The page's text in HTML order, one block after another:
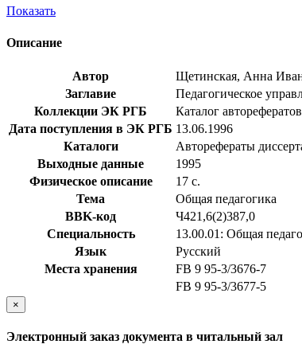
Показать
Описание
Автор
Щетинская, Анна
Заглавие
Педагогическое
Коллекции ЭК РГБ
Каталог
Дата поступления в ЭК РГБ 13.06.1996
Каталоги
Авторефераты
Выходные данные
1995
Физическое описание
17 с.
Тема
Общая педагогика
BBK-код
Ч421,6(2)387,0
Специальность
13.00.01: Общая
Язык
Русский
Места хранения
FB 9 95-3/3676-7
FB 9 95-3/3677-5
×
Электронный заказ документа в читальный зал